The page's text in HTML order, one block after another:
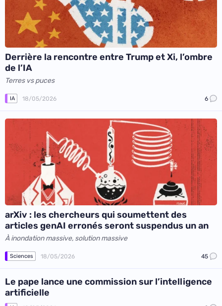
Derrière la rencontre entre Trump et Xi, l’ombre
de l’IA
Terres vs puces
IA 18/05/2026 6
arXiv : les chercheurs qui soumettent des
articles genAI erronés seront suspendus un an
À inondation massive, solution massive
Sciences 18/05/2026 45
Le pape lance une commission sur l’intelligence
artificielle